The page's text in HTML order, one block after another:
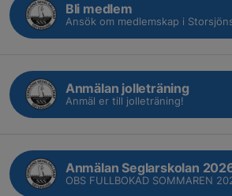
Bli medlem
Ansök om medlemskap i
Anmälan jolleträning
Anmäl er till jolleträning!
Anmälan Seglarskolan
OBS FULLBOKAD SOMMAREN